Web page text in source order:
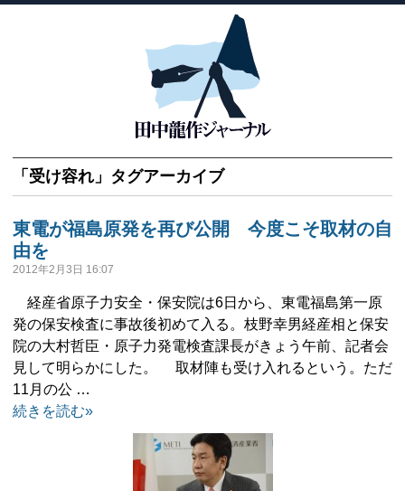
「 受け容れ 」タグアーカイブ
東電が福島原発を再び公開 今度こそ取材の自
由を
2012年2月3日 16:07
経産省原子力安全・保安院は6日から、東電福島第一原
発の保安検査に事故後初めて入る。枝野幸男経産相と保安
院の大村哲臣・原子力発電検査課長がきょう午前、記者会
見して明らかにした。 取材陣も受け入れるという。ただ
11月の公 …
続きを読む»